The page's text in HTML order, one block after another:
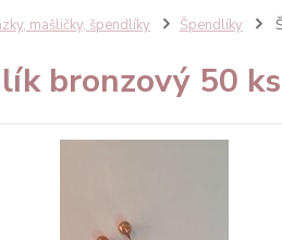
mašličky, špendlíky Špendlíky
bronzový 50 ks